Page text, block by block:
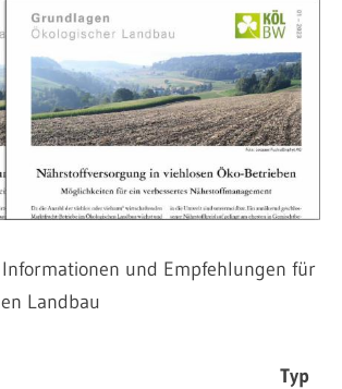
und Empfehlungen für
Landbau
Typ